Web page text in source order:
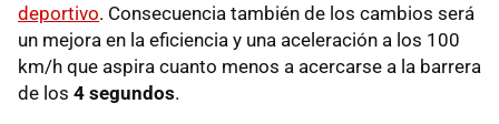
deportivo. Consecuencia también de los cambios será
un mejora en la eficiencia y una aceleración a los 100
km/h que aspira cuanto menos a acercarse a la barrera
de los 4 segundos.